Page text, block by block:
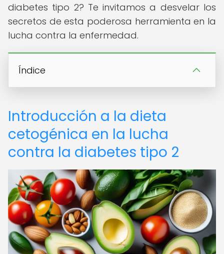
diabetes tipo 2? Te invitamos a desvelar los
secretos de esta poderosa herramienta en la
lucha contra la enfermedad.
Índice
Introducción a la dieta
cetogénica en la lucha
contra la diabetes tipo 2